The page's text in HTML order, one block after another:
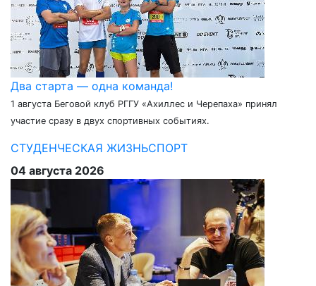
Два старта — одна команда!
1 августа Беговой клуб РГГУ «Ахиллес и Черепаха» принял
участие сразу в двух спортивных событиях.
СТУДЕНЧЕСКАЯ ЖИЗНЬСПОРТ
04 августа 2026